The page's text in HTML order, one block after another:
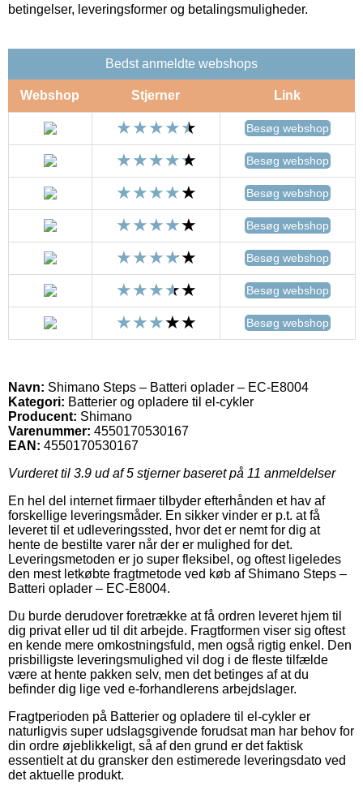
betingelser, leveringsformer og betalingsmuligheder.
Bedst anmeldte webshops
Webshop Stjerner Link
Besøg webshop
Besøg webshop
Besøg webshop
Besøg webshop
Besøg webshop
Besøg webshop
Besøg webshop
Navn: Shimano Steps – Batteri oplader – EC-E8004
Kategori: Batterier og opladere til el-cykler
Producent: Shimano
Varenummer: 4550170530167
EAN: 4550170530167
Vurderet til 3.9 ud af 5 stjerner baseret på 11 anmeldelser
En hel del internet firmaer tilbyder efterhånden et hav af
forskellige leveringsmåder. En sikker vinder er p.t. at få
leveret til et udleveringssted, hvor det er nemt for dig at
hente de bestilte varer når der er mulighed for det.
Leveringsmetoden er jo super fleksibel, og oftest ligeledes
den mest letkøbte fragtmetode ved køb af Shimano Steps –
Batteri oplader – EC-E8004.
Du burde derudover foretrække at få ordren leveret hjem til
dig privat eller ud til dit arbejde. Fragtformen viser sig oftest
en kende mere omkostningsfuld, men også rigtig enkel. Den
prisbilligste leveringsmulighed vil dog i de fleste tilfælde
være at hente pakken selv, men det betinges af at du
befinder dig lige ved e-forhandlerens arbejdslager.
Fragtperioden på Batterier og opladere til el-cykler er
naturligvis super udslagsgivende forudsat man har behov for
din ordre øjeblikkeligt, så af den grund er det faktisk
essentielt at du gransker den estimerede leveringsdato ved
det aktuelle produkt.